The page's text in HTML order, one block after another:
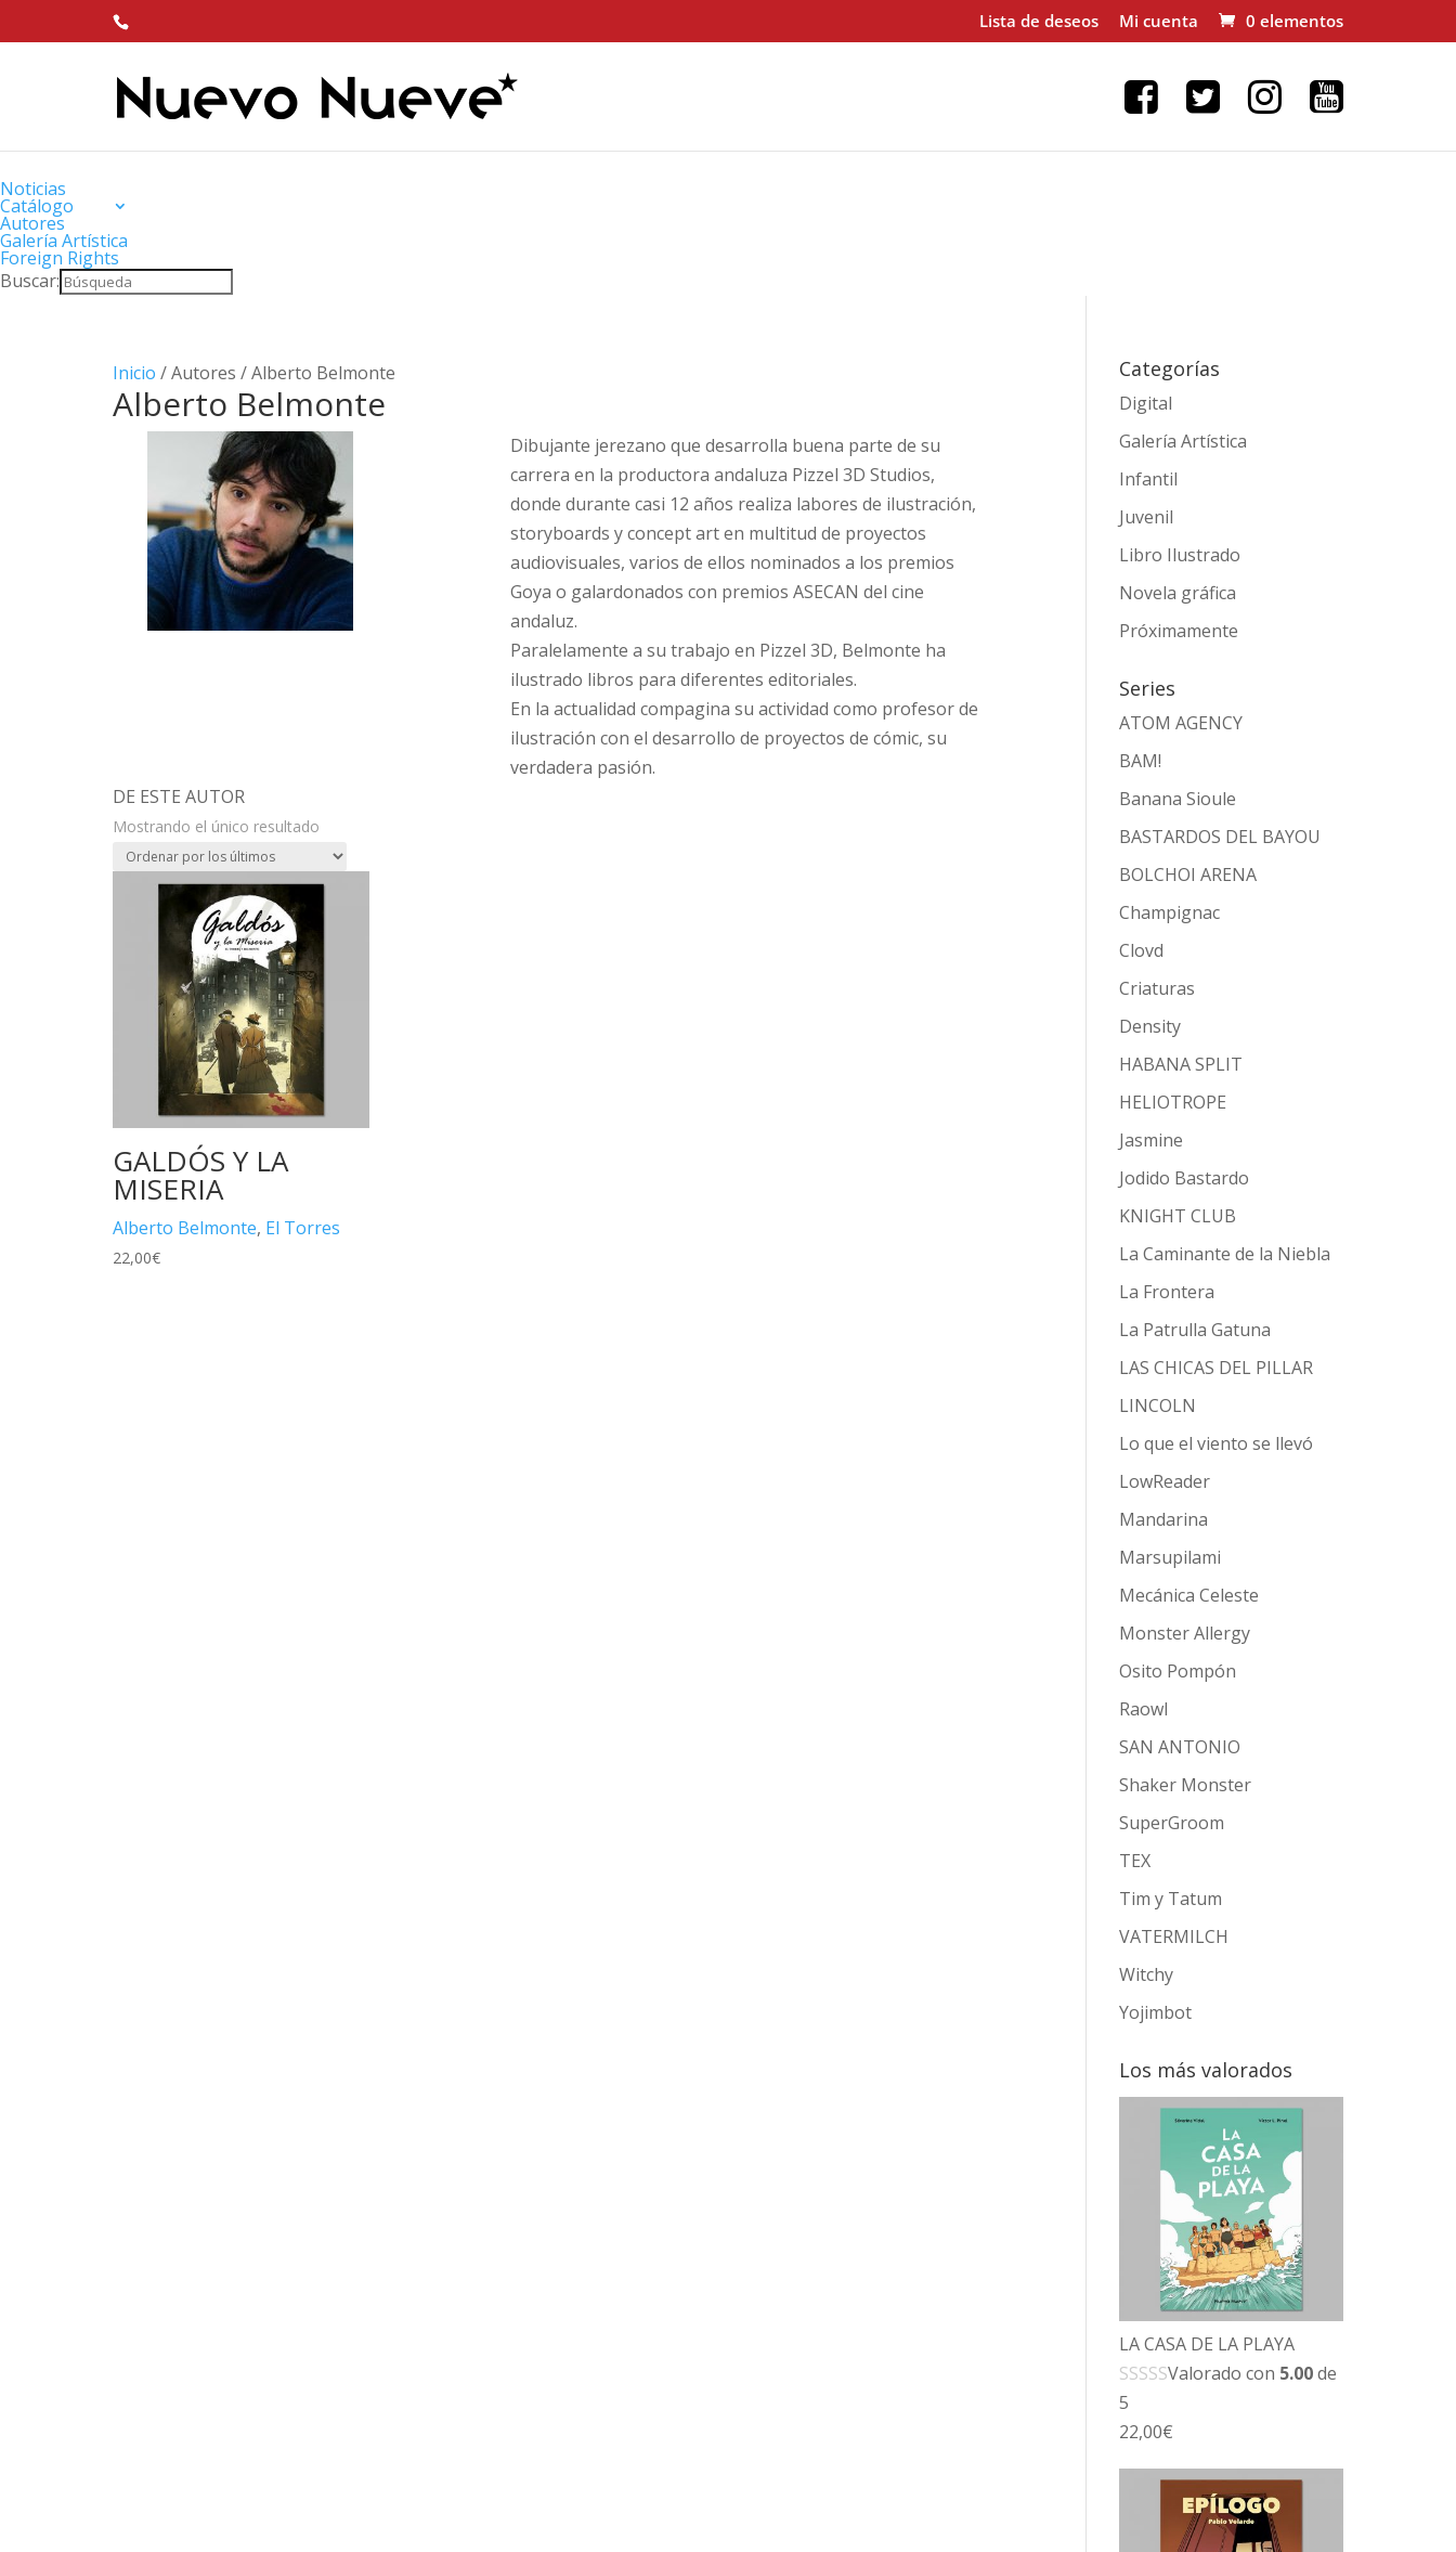
Lista de deseos Mi cuenta 0 elementos
Noticias
Catálogo
Autores
Galería Artística
Foreign Rights
Buscar:
Inicio / Autores / Alberto Belmonte
Alberto Belmonte
Dibujante jerezano que desarrolla buena parte de su
carrera en la productora andaluza Pizzel 3D Studios,
donde durante casi 12 años realiza labores de ilustración,
storyboards y concept art en multitud de proyectos
audiovisuales, varios de ellos nominados a los premios
Goya o galardonados con premios ASECAN del cine
andaluz.
Paralelamente a su trabajo en Pizzel 3D, Belmonte ha
ilustrado libros para diferentes editoriales.
En la actualidad compagina su actividad como profesor de
ilustración con el desarrollo de proyectos de cómic, su
verdadera pasión.
DE ESTE AUTOR
Mostrando el único resultado
GALDÓS Y LA
MISERIA
Alberto Belmonte, El Torres
22,00€
Categorías
Digital
Galería Artística
Infantil
Juvenil
Libro Ilustrado
Novela gráfica
Próximamente
Series
ATOM AGENCY
BAM!
Banana Sioule
BASTARDOS DEL BAYOU
BOLCHOI ARENA
Champignac
Clovd
Criaturas
Density
HABANA SPLIT
HELIOTROPE
Jasmine
Jodido Bastardo
KNIGHT CLUB
La Caminante de la Niebla
La Frontera
La Patrulla Gatuna
LAS CHICAS DEL PILLAR
LINCOLN
Lo que el viento se llevó
LowReader
Mandarina
Marsupilami
Mecánica Celeste
Monster Allergy
Osito Pompón
Raowl
SAN ANTONIO
Shaker Monster
SuperGroom
TEX
Tim y Tatum
VATERMILCH
Witchy
Yojimbot
Los más valorados
LA CASA DE LA PLAYA
Valorado con 5.00de
5
22,00€